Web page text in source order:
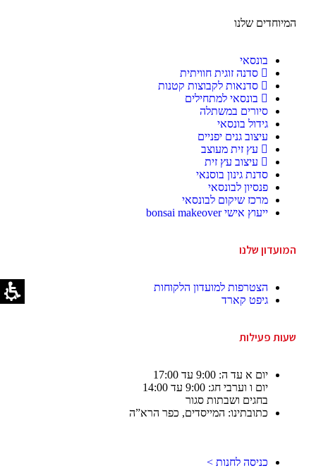
המיוחדים שלנו
בונסאי
סדנה זוגית חוויתית
סדנאות לקבוצות קטנות
בונסאי למתחילים
סיורים במשתלה
גידול בונסאי
עיצוב גנים יפניים
עץ זית מעוצב
עיצוב עץ זית
סדנת גינון בוסנאי
פנסיון לבונסאי
מרכז שיקום לבונסאי
ייעוץ אישי bonsai makeover
המועדון שלנו
הצטרפות למועדון הלקוחות
גיפט קארד
שעות פעילות
יום א עד ה: 9:00 עד 17:00
יום ו וערבי חג: 9:00 עד 14:00
בחגים ושבתות סגור
כתובתינו: המייסדים, כפר הרא”ה
כניסה לחנות >